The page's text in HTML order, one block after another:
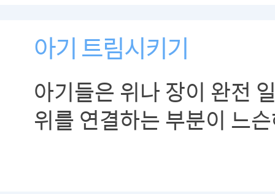
아기 트림시키기
아기들은 위나 장이 완전
위를 연결하는 부분이 느